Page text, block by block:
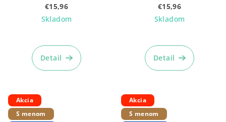
€15,96
Skladom
Detail
€15,96
Skladom
Detail
Akcia
S menom
Akcia
S menom